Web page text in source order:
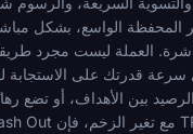
المحفظة الواسع، بشكل
العملة ليست مجرد
قدرتك على الاستجابة
بين الأهداف، أو تضع